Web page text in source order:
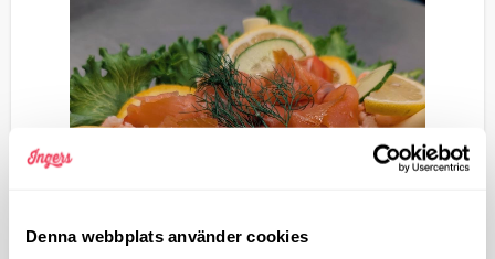
Denna webbplats använder cookies